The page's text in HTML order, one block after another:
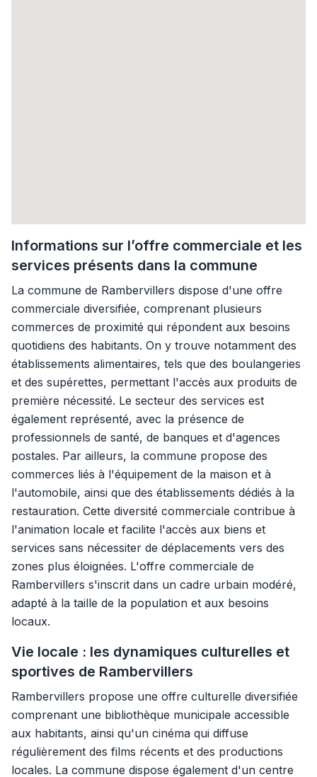
Informations sur l’offre commerciale et les
services présents dans la commune
La commune de Rambervillers dispose d'une offre
commerciale diversifiée, comprenant plusieurs
commerces de proximité qui répondent aux besoins
quotidiens des habitants. On y trouve notamment des
établissements alimentaires, tels que des boulangeries
et des supérettes, permettant l'accès aux produits de
première nécessité. Le secteur des services est
également représenté, avec la présence de
professionnels de santé, de banques et d'agences
postales. Par ailleurs, la commune propose des
commerces liés à l'équipement de la maison et à
l'automobile, ainsi que des établissements dédiés à la
restauration. Cette diversité commerciale contribue à
l'animation locale et facilite l'accès aux biens et
services sans nécessiter de déplacements vers des
zones plus éloignées. L'offre commerciale de
Rambervillers s'inscrit dans un cadre urbain modéré,
adapté à la taille de la population et aux besoins
locaux.
Vie locale : les dynamiques culturelles et
sportives de Rambervillers
Rambervillers propose une offre culturelle diversifiée
comprenant une bibliothèque municipale accessible
aux habitants, ainsi qu'un cinéma qui diffuse
régulièrement des films récents et des productions
locales. La commune dispose également d'un centre